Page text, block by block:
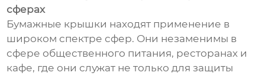
сферах
Бумажные крышки находят применение в
широком спектре сфер. Они незаменимы в
сфере общественного питания, ресторанах и
кафе, где они служат не только для защиты